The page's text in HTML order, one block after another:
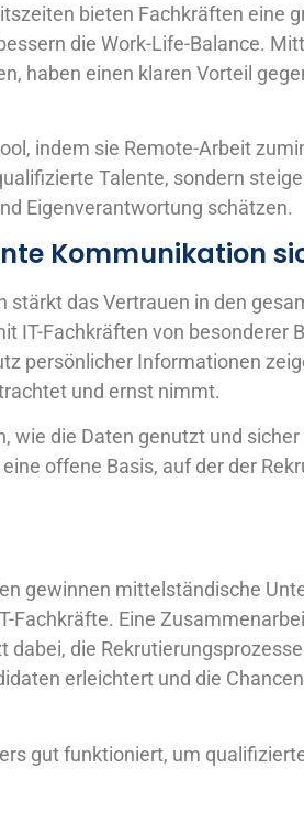
bieten Fachkräften eine
die Work-Life-Balance.
haben einen klaren Vorteil
indem sie Remote-Arbeit
Talente, sondern
Eigenverantwortung schätzen.
Kommunikation
stärkt das Vertrauen in den
IT-Fachkräften von besonderer
persönlicher Informationen
und ernst nimmt.
wie die Daten genutzt und
offene Basis, auf der der
gewinnen mittelständische
Fachkräfte. Eine
die
erleichtert und die
gut funktioniert, um